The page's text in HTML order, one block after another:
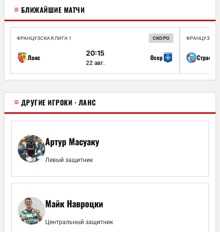
≡ БЛИЖАЙШИЕ МАТЧИ
ФРАНЦУЗСКАЯ ЛИГА 1 СКОРО
Ланс
20:15
22 авг.
Осер
≡ ДРУГИЕ ИГРОКИ · ЛАНС
Артур Масуаку
Левый защитник
Майк Навроцки
Центральный защитник